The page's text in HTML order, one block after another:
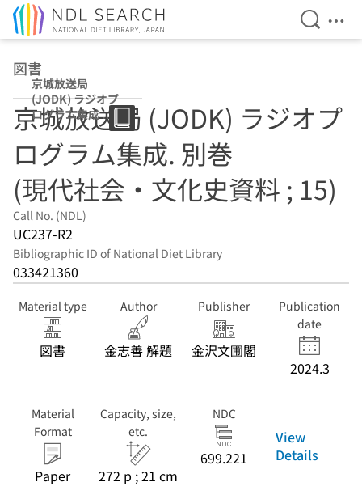
Open
図書
京城放送局
(JODK) ラジオプ
ログラム集成 別
巻 (現代社会・文
化史資料 ; 15)
京城放送局 (JODK) ラジオプ
ログラム集成. 別巻
(現代社会・文化史資料 ; 15)
Call No. (NDL)
UC237-R2
Bibliographic ID of National Diet Library
033421360
Material type
図書
Author
金志善 解題
Publisher
金沢文圃閣
Publication
date
2024.3
Material
Format
Paper
Capacity, size,
etc.
272 p ; 21 cm
NDC
699.221
View
Details